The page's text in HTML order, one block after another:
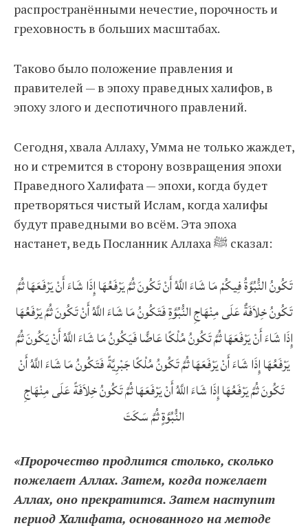
распространёнными нечестие, порочность и
греховность в больших масштабах.
Таково было положение правления и
правителей — в эпоху праведных халифов, в
эпоху злого и деспотичного правлений.
Сегодня, хвала Аллаху, Умма не только жаждет,
но и стремится в сторону возвращения эпохи
Праведного Халифата — эпохи, когда будет
претворяться чистый Ислам, когда халифы
будут праведными во всём. Эта эпоха
настанет, ведь Посланник Аллаха ﷺ сказал:
تَكُونُ النُّبُوَّةُ فِيكُمْ مَا شَاءَ اللَّهُ أَنْ تَكُونَ ثُمَّ يَرْفَعُهَا إِذَا شَاءَ أَنْ يَرْفَعَهَا ثُمَّ
تَكُونُ خِلاَفَةٌ عَلَى مِنْهَاجِ النُّبُوَّةِ فَتَكُونُ مَا شَاءَ اللَّهُ أَنْ تَكُونَ ثُمَّ يَرْفَعُهَا
إِذَا شَاءَ أَنْ يَرْفَعَهَا ثُمَّ تَكُونُ مُلْكًا عَاضًّا فَيَكُونُ مَا شَاءَ اللَّهُ أَنْ يَكُونَ ثُمَّ
يَرْفَعُهَا إِذَا شَاءَ أَنْ يَرْفَعَهَا ثُمَّ تَكُونُ مُلْكًا جَبْرِيَّةً فَتَكُونُ مَا شَاءَ اللَّهُ أَنْ
تَكُونَ ثُمَّ يَرْفَعُهَا إِذَا شَاءَ اللَّهُ أَنْ يَرْفَعَهَا ثُمَّ تَكُونُ خِلاَفَةً عَلَى مِنْهَاجِ
النُّبُوَّةٍ ثُمَّ سَكَتَ
«Пророчество продлится столько, сколько
пожелает Аллах. Затем, когда пожелает
Аллах, оно прекратится. Затем наступит
период Халифата, основанного на методе